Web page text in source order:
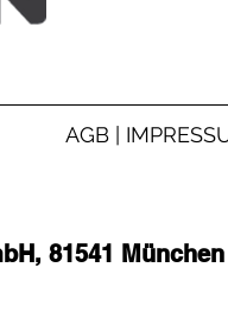
81541 München
AGB |